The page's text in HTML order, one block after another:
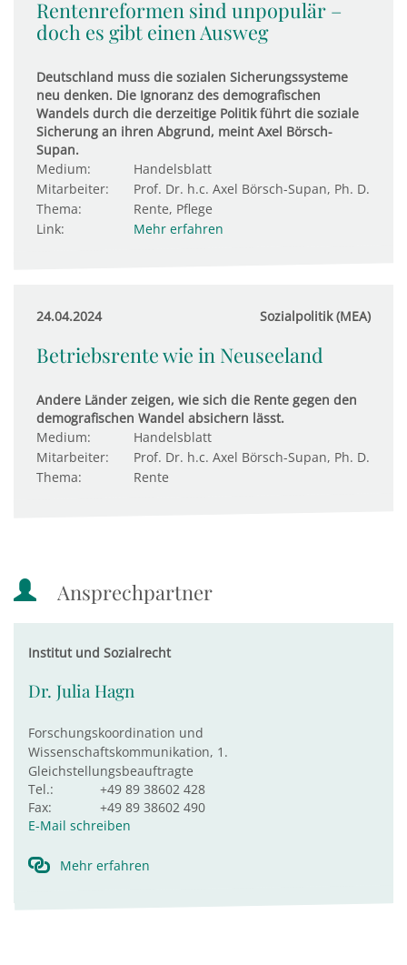
Rentenreformen sind unpopulär –
doch es gibt einen Ausweg
Deutschland muss die sozialen Sicherungssysteme
neu denken. Die Ignoranz des demografischen
Wandels durch die derzeitige Politik führt die soziale
Sicherung an ihren Abgrund, meint Axel Börsch-
Supan.
Medium:
Handelsblatt
Mitarbeiter:
Prof. Dr. h.c. Axel Börsch-Supan, Ph. D.
Thema:
Rente, Pflege
Link:
Mehr erfahren
24.04.2024 Sozialpolitik (MEA)
Betriebsrente wie in Neuseeland
Andere Länder zeigen, wie sich die Rente gegen den
demografischen Wandel absichern lässt.
Medium:
Handelsblatt
Mitarbeiter:
Prof. Dr. h.c. Axel Börsch-Supan, Ph. D.
Thema:
Rente
Ansprechpartner
Institut und Sozialrecht
Dr. Julia Hagn
Forschungskoordination und
Wissenschaftskommunikation, 1.
Gleichstellungsbeauftragte
Tel.:
+49 89 38602 428
Fax:
+49 89 38602 490
E-Mail schreiben
Mehr erfahren